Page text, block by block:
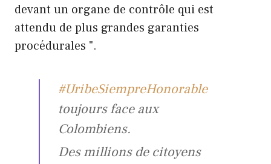
devant un organe de contrôle qui est
attendu de plus grandes garanties
procédurales ".
#UribeSiempreHonorable
toujours face aux
Colombiens.
Des millions de citoyens